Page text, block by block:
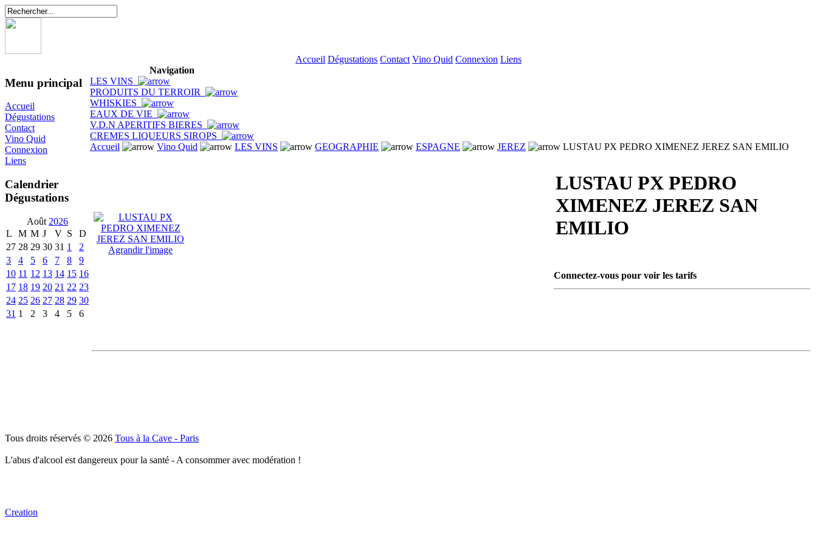
Accueil Dégustations Contact Vino Quid Connexion Liens
Menu principal
Accueil
Dégustations
Contact
Vino Quid
Connexion
Liens
Calendrier
Dégustations
Août 2026
L
M M J V S
D
27 28 29 30 31 1
2
3
4 5 6 7 8
9
10 11 12 13 14 15 16
17 18 19 20 21 22 23
24 25 26 27 28 29 30
31 1 2 3 4 5 6
Navigation
LES VINS
PRODUITS DU TERROIR
WHISKIES
EAUX DE VIE
V.D.N APERITIFS BIERES
CREMES LIQUEURS SIROPS
Accueil
Vino Quid LES VINS GEOGRAPHIE ESPAGNE JEREZ LUSTAU PX PEDRO XIMENEZ JEREZ SAN EMILIO
Agrandir l'image
LUSTAU PX PEDRO
XIMENEZ JEREZ SAN
EMILIO
Connectez-vous pour voir les tarifs
Tous droits réservés © 2026 Tous à la Cave - Paris
L'abus d'alcool est dangereux pour la santé - A consommer avec modération !
Creation